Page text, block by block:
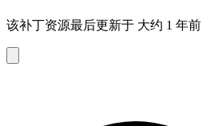
该补丁资源最后更新于 大约 1 年前